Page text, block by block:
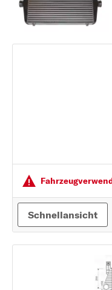
OPEL
BMW
C
CHEVROLET
CITROËN
D
Schnellansicht